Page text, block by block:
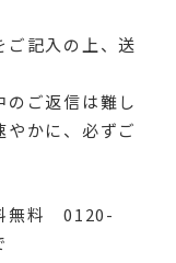
ご記入の上、送
のご返信は難し
やかに、必ずご
無料 0120-